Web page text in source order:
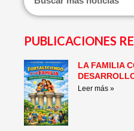
PUBLICACIONES
LA FAMILIA
Leer más »
PagePage